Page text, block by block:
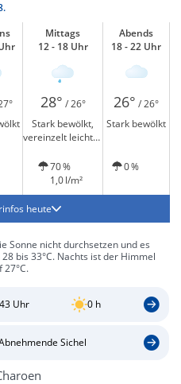
Mittags
12 - 18 Uhr
Abends
18 - 22 Uhr
28° / 26° 26° / 26°
Stark bewölkt,
vereinzelt leichter
Stark bewölkt
70 %
1,0 l/m²
0 %
heute
Sonne nicht durchsetzen und es
bis 33°C. Nachts ist der Himmel
Uhr 0 h
Sichel